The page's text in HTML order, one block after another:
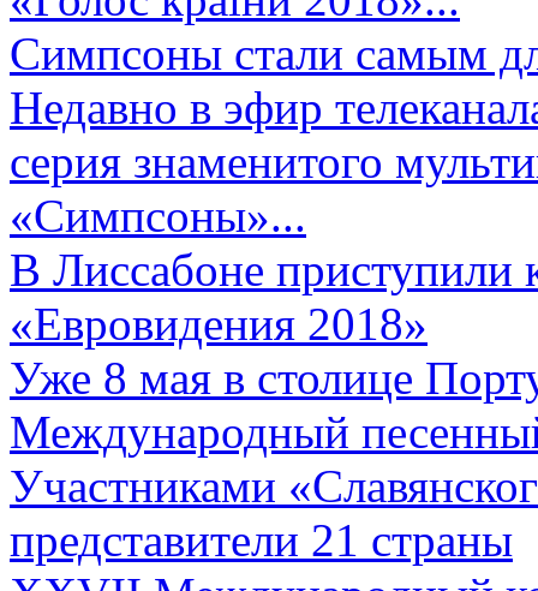
Симпсоны стали самым
Недавно в эфир
серия знаменитого
«Симпсоны»...
В Лиссабоне приступили
«Евровидения 2018»
Уже 8 мая в столице
Международный
Участниками
представители 21 страны